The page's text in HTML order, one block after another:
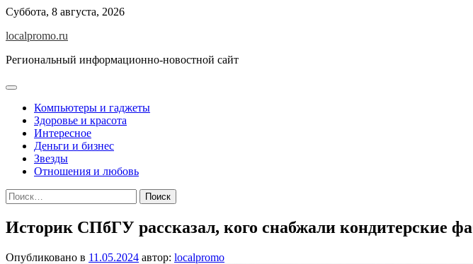
Перейти
содержимому
Суббота, 8 августа, 2026
localpromo.ru
Региональный информационно-новостной сайт
Компьютеры и гаджеты
Здоровье и красота
Интересное
Деньги и бизнес
Звезды
Отношения и любовь
Найти:
Историк СПбГУ рассказал, кого снабжали кондитерские
Опубликовано в 11.05.2024 автор: localpromo